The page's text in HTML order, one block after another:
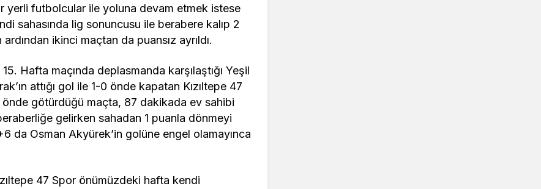
yerli futbolcular ile yoluna devam etmek istese
sahasında lig sonuncusu ile berabere kalıp 2
ikinci maçtan da puansız ayrıldı.
Hafta maçında deplasmanda karşılaştığı Yeşil
attığı gol ile 1-0 önde kapatan Kızıltepe 47
önde götürdüğü maçta, 87 dakikada ev sahibi
gelirken sahadan 1 puanla dönmeyi
da Osman Akyürek’in golüne engel olamayınca
47 Spor önümüzdeki hafta kendi